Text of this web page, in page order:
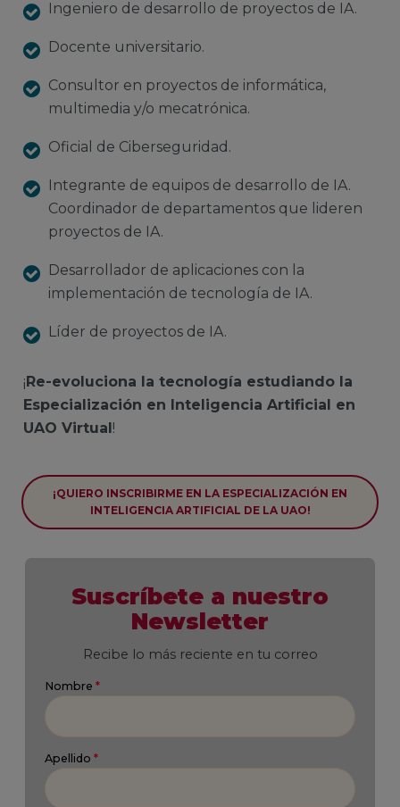
Ingeniero de desarrollo de proyectos de IA.
Docente universitario.
Consultor en proyectos de informática,
multimedia y/o mecatrónica.
Oficial de Ciberseguridad.
Integrante de equipos de desarrollo de IA.
Coordinador de departamentos que lideren
proyectos de IA.
Desarrollador de aplicaciones con la
implementación de tecnología de IA.
Líder de proyectos de IA.
¡ Re-evoluciona la tecnología estudiando la
Especialización en Inteligencia Artificial en
UAO Virtual !
¡QUIERO INSCRIBIRME EN LA ESPECIALIZACIÓN EN
INTELIGENCIA ARTIFICIAL DE LA UAO!